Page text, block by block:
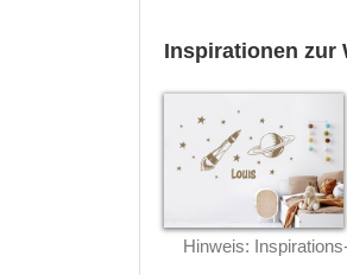
Inspirationen zur
Hinweis: